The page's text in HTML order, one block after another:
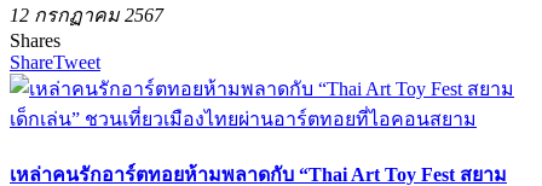
12 กรกฏาคม 2567
Shares
ShareTweet
เหล่าคนรักอาร์ตทอยห้ามพลาดกับ “Thai Art Toy Fest สยาม